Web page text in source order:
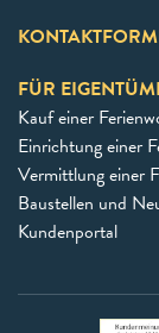
FÜR
Kauf einer
Einrichtung einer
Vermittlung einer
Baustellen und
Kundenportal